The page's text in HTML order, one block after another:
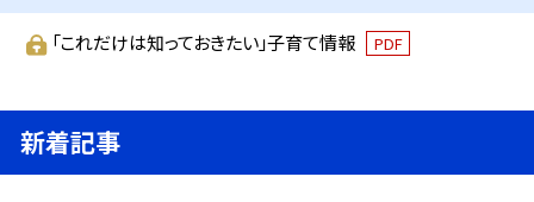
「これだけは知っておきたい」子育て情報 PDF
新着記事